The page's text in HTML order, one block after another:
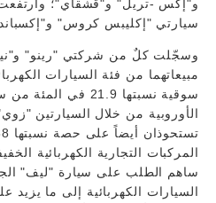
و"إكس -تريل" و"قشقاي"؛
سيارتي "إكليبس كروس"
وسجّلت كلٌ من شركتي "رينو"
مبيعاتهما من فئة السيارات
سوقية نسبتها 21.9
الأوروبية من خلال السيارتين
المركبات التجارية الكهربائية
ساهم الطلب على سيارة "ليف"